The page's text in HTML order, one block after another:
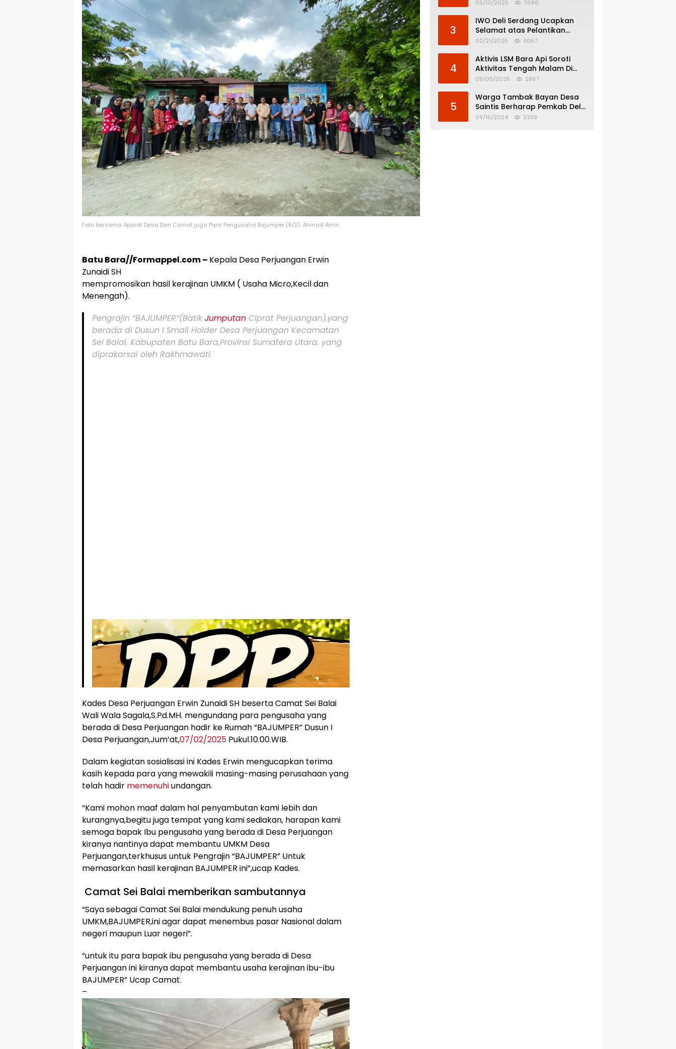
Foto bersama Aparat Desa Dan Camat juga Para Pengusaha Bajumper (8/2). Ahmad Amin
Batu Bara//Formappel.com – Kepala Desa Perjuangan Erwin
Zunaidi SH
mempromosikan hasil kerajinan UMKM ( Usaha Micro,Kecil dan
Menengah).
Pengrajin “BAJUMPER”(BatikJumputan Ciprat Perjuangan),yang
berada di Dusun I Small Holder Desa Perjuangan Kecamatan
Sei Balai, Kabupaten Batu Bara,Provinsi Sumatera Utara, yang
diprakarsai oleh Rakhmawati.
Kades Desa Perjuangan Erwin Zunaidi SH beserta Camat Sei Balai
Wali Wala Sagala,S.Pd.MH. mengundang para pengusaha yang
berada di Desa Perjuangan hadir ke Rumah “BAJUMPER” Dusun I
Desa Perjuangan,Jum’at,07/02/2025 Pukul.10.00.WIB.
Dalam kegiatan sosialisasi ini Kades Erwin mengucapkan terima
kasih kepada para yang mewakili masing-masing perusahaan yang
telah hadir memenuhiundangan.
“Kami mohon maaf dalam hal penyambutan kami lebih dan
kurangnya,begitu juga tempat yang kami sediakan, harapan kami
semoga bapak Ibu pengusaha yang berada di Desa Perjuangan
kiranya nantinya dapat membantu UMKM Desa
Perjuangan,terkhusus untuk Pengrajin “BAJUMPER” Untuk
memasarkan hasil kerajinan BAJUMPER ini”,ucap Kades.
Camat Sei Balai memberikan sambutannya
“Saya sebagai Camat Sei Balai mendukung penuh usaha
UMKM,BAJUMPER,ini agar dapat menembus pasar Nasional dalam
negeri maupun Luar negeri”.
“untuk itu para bapak ibu pengusaha yang berada di Desa
Perjuangan ini kiranya dapat membantu usaha kerajinan ibu-ibu
BAJUMPER” Ucap Camat.
–
05/10/2025 3686
3
IWO Deli Serdang Ucapkan
Selamat atas Pelantikan
Bupati dan Wakil Bupati Deli
02/21/2025 3057
4
Aktivis LSM Bara Api Soroti
Aktivitas Tengah Malam Di
SPBU 14.213.228 Bandar Tinggi
05/05/2025 2867
5
Warga Tambak Bayan Desa
Saintis Berharap Pemkab Deli
Serdang Atasi Banjir
09/15/2024 2339